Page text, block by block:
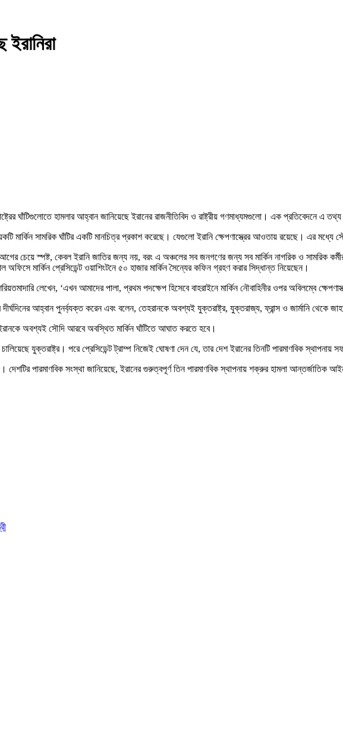
ইরানিরা
ঘাঁটিগুলোতে হামলার আহ্বান জানিয়েছে ইরানের রাজনীতিবিদ ও রাষ্ট্রীয় গণমাধ্যমগুলো। এক প্রতিবেদনে এ
মার্কিন সামরিক ঘাঁটির একটি মানচিত্র প্রকাশ করেছে। যেগুলো ইরানি ক্ষেপণাস্ত্রের আওতায় রয়েছে। এর
চেয়ে স্পষ্ট, কেবল ইরানি জাতির জন্য নয়, বরং এ অঞ্চলের সব জনগণের জন্য সব মার্কিন নাগরিক ও সামরিক
মার্কিন প্রেসিডেন্ট ওয়াশিংটনে ৫০ হাজার মার্কিন সৈন্যের কফিন গ্রহণ করার সিদ্ধান্ত নিয়েছেন।
লেখেন, ‘এখন আমাদের পালা, প্রথম পদক্ষেপ হিসেবে বাহরাইনে মার্কিন নৌবাহিনীর ওপর অবিলম্বে
আহ্বান পুনর্ব্যক্ত করেন এবং বলেন, তেহরানকে অবশ্যই যুক্তরাষ্ট্র, যুক্তরাজ্য, ফ্রান্স ও জার্মানি থেকে
অবশ্যই সৌদি আরবে অবস্থিত মার্কিন ঘাঁটিতে আঘাত করতে হবে।
চালিয়েছে যুক্তরাষ্ট্র। পরে প্রেসিডেন্ট ট্রাম্প নিজেই ঘোষণা দেন যে, তার দেশ ইরানের তিনটি পারমাণবিক
দেশটির পারমাণবিক সংস্থা জানিয়েছে, ইরানের গুরুত্বপূর্ণ তিন পারমাণবিক স্থাপনায় শক্রুর হামলা আন্তর্জাতিক